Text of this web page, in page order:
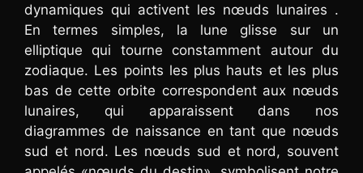
dynamiques qui activent les nœuds lunaires .
En termes simples, la lune glisse sur un
elliptique qui tourne constamment autour du
zodiaque. Les points les plus hauts et les plus
bas de cette orbite correspondent aux nœuds
lunaires, qui apparaissent dans nos
diagrammes de naissance en tant que nœuds
sud et nord. Les nœuds sud et nord, souvent